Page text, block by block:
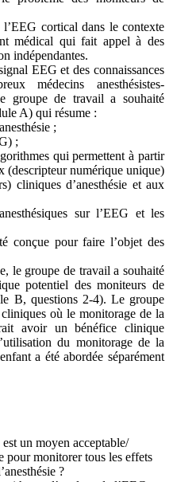
l’EEG cortical dans le contexte
médical qui fait appel à des
indépendantes.
EEG et des connaissances
médecins anesthésistes-
groupe de travail a souhaité
A) qui résume :
;
;
qui permettent à partir
(descripteur numérique unique)
cliniques d’anesthésie et aux
sur l’EEG et les
conçue pour faire l’objet des
le groupe de travail a souhaité
potentiel des moniteurs de
B, questions 2-4). Le groupe
où le monitorage de la
avoir un bénéfice clinique
du monitorage de la
a été abordée séparément
un moyen acceptable/
pour monitorer tous les effets
?